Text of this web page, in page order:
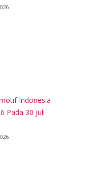
Indonesia
Pada 30 Juli